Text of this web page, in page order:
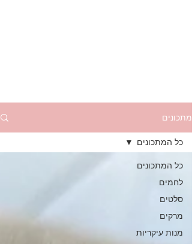
מתכונים
כל המתכונים
לחמים
סלטים
מרקים
מנות עיקריות
כל המתכונים